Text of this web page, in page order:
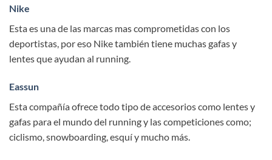
Nike
Esta es una de las marcas mas comprometidas con los
deportistas, por eso Nike también tiene muchas gafas y
lentes que ayudan al running.
Eassun
Esta compañía ofrece todo tipo de accesorios como lentes y
gafas para el mundo del running y las competiciones como;
ciclismo, snowboarding, esquí y mucho más.